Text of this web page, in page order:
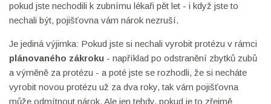
pokud jste nechodili k zubnímu lékaři pět let - i když jste to
nechali být, pojišťovna vám nárok nezruší.
Je jediná výjimka: Pokud jste si nechali vyrobit protézu v rámci
plánovaného zákroku - například po odstranění zbytků zubů
a výměně za protézu - a poté jste se rozhodli, že si necháte
vyrobit novou protézu už za dva roky, tak vám pojišťovna
může odmítnout nárok. Ale jen tehdy, pokud je to zřejmě